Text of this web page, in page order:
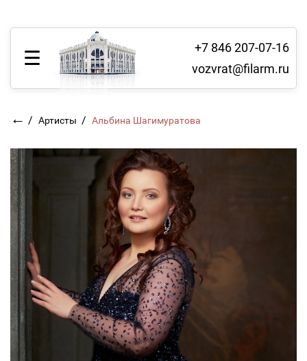
+7 846 207-07-16
vozvrat@filarm.ru
← / Артисты / Альбина Шагимуратова